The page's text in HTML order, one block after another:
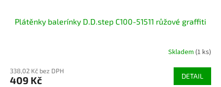
Plátěnky balerínky D.D.step C100-51511 růžové graffiti
Skladem (1 ks)
338,02 Kč bez DPH
409 Kč DETAIL